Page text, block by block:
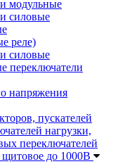
модульные
силовые
реле)
силовые
переключатели
напряжения
пускателей
нагрузки,
переключателей
до 1000В